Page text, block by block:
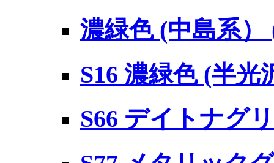
濃緑色 (中島系）
S16 濃緑色 (半光
S66 デイトナグ